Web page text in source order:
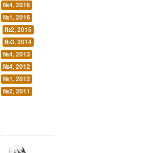
№4, 2016
№1, 2016
№2, 2015
№3, 2014
№4, 2013
№4, 2012
№1, 2012
№2, 2011